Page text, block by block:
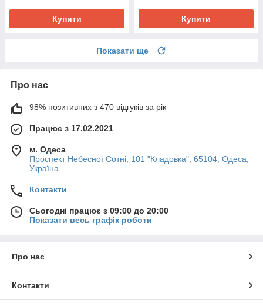
Купити Купити
Показати ще
Про нас
98% позитивних з 470 відгуків за рік
Працює з 17.02.2021
м. Одеса
Проспект Небесної Сотні, 101 "Кладовка", 65104, Одеса,
Україна
Контакти
Сьогодні працює з 09:00 до 20:00
Показати весь графік роботи
Про нас
Контакти